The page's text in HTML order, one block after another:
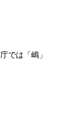
では「嶋」